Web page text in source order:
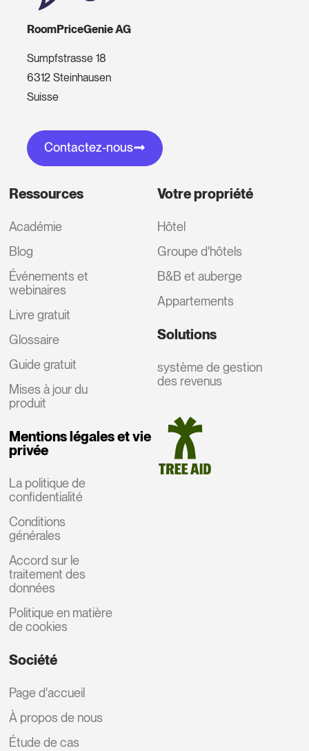
RoomPriceGenie AG
Sumpfstrasse 18
6312 Steinhausen
Suisse
Contactez-nous
Ressources
Académie
Blog
Événements et
webinaires
Livre gratuit
Glossaire
Guide gratuit
Mises à jour du
produit
Mentions légales et vie
privée
La politique de
confidentialité
Conditions
générales
Accord sur le
traitement des
données
Politique en matière
de cookies
Votre propriété
Hôtel
Groupe d'hôtels
B&B et auberge
Appartements
Solutions
système de gestion
des revenus
Société
Page d'accueil
À propos de nous
Étude de cas